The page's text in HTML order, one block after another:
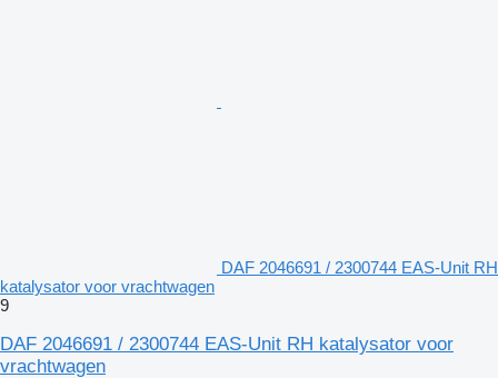
DAF 2046691 / 2300744 EAS-Unit RH
katalysator voor vrachtwagen
9
DAF 2046691 / 2300744 EAS-Unit RH katalysator voor
vrachtwagen